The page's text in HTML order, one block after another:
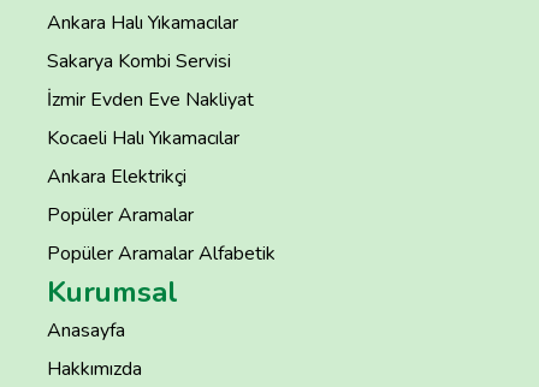
Ankara Halı Yıkamacılar
Sakarya Kombi Servisi
İzmir Evden Eve Nakliyat
Kocaeli Halı Yıkamacılar
Ankara Elektrikçi
Popüler Aramalar
Popüler Aramalar Alfabetik
Kurumsal
Anasayfa
Hakkımızda